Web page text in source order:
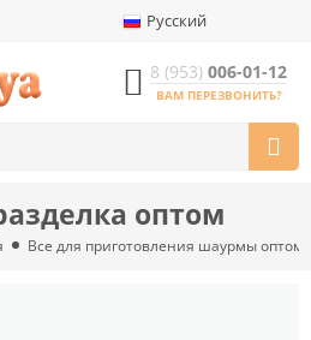
Русский
8 (953) 006-01-12
ВАМ ПЕРЕЗВОНИТЬ?
оптом
Все для приготовления шаурмы оптом